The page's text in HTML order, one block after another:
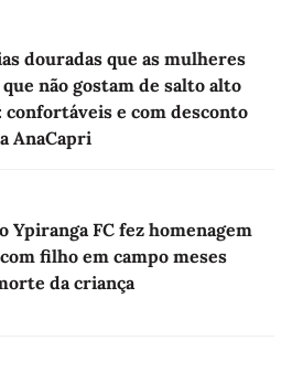
douradas que as mulheres
não gostam de salto alto
confortáveis e com desconto
AnaCapri
Ypiranga FC fez homenagem
filho em campo meses
da criança